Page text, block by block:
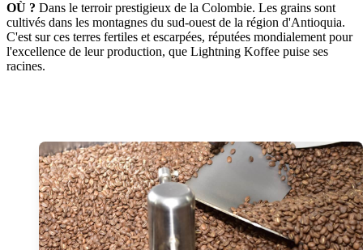
OÙ ? Dans le terroir prestigieux de la Colombie. Les grains sont
cultivés dans les montagnes du sud-ouest de la région d'Antioquia.
C'est sur ces terres fertiles et escarpées, réputées mondialement pour
l'excellence de leur production, que Lightning Koffee puise ses
racines.